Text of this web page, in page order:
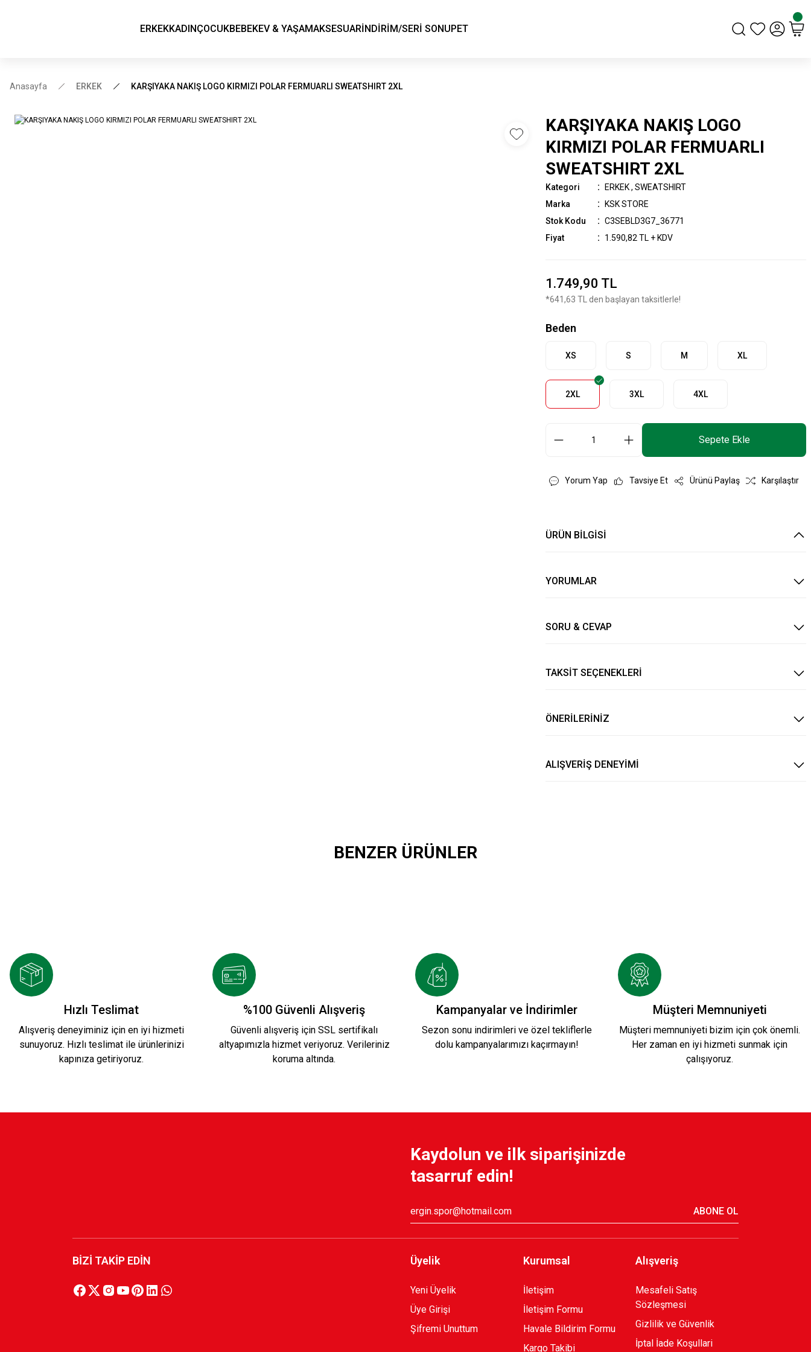
ERKEKKADINÇOCUKBEBEKEV & YAŞAMAKSESUARİNDİRİM/SERİ SONUPET
Anasayfa ERKEK KARŞIYAKA NAKIŞ LOGO KIRMIZI POLAR FERMUARLI SWEATSHIRT 2XL
KARŞIYAKA NAKIŞ LOGO
KIRMIZI POLAR FERMUARLI
SWEATSHIRT 2XL
Kategori ERKEK ,SWEATSHIRT
Marka
KSK STORE
Stok Kodu
C3SEBLD3G7_36771
Fiyat
1.590,82 TL + KDV
1.749,90 TL
*641,63 TL den başlayan taksitlerle!
Beden
XS S M XL
2XL 3XL 4XL
Sepete Ekle
Yorum Yap Tavsiye Et Ürünü Paylaş Karşılaştır
ÜRÜN BİLGİSİ
YORUMLAR
SORU & CEVAP
TAKSİT SEÇENEKLERİ
ÖNERİLERİNİZ
ALIŞVERİŞ DENEYİMİ
BENZER ÜRÜNLER
1.749,90 TL 1.749,90 TL
HUMMEL LINE ZIP JACKET S.
2.599,90 TL
HUMMEL 2026-2027 YENİ SEZON ÇUBUKLU FORMAMIZ
800,00 TL
3.500,00 TL
YENİ SEZON 2026/2027 HUMMEL FUNCTIONAL POLO T-SHIRT B.
Karşıyaka Basketbol Son Saniye Hatıra T-SHIRT
Hızlı Teslimat
Alışveriş deneyiminiz için en iyi hizmeti
sunuyoruz. Hızlı teslimat ile ürünlerinizi
kapınıza getiriyoruz.
%100 Güvenli Alışveriş
Güvenli alışveriş için SSL sertifikalı
altyapımızla hizmet veriyoruz. Verileriniz
koruma altında.
Kampanyalar ve İndirimler
Sezon sonu indirimleri ve özel tekliflerle
dolu kampanyalarımızı kaçırmayın!
Müşteri Memnuniyeti
Müşteri memnuniyeti bizim için çok önemli.
Her zaman en iyi hizmeti sunmak için
çalışıyoruz.
Kaydolun ve ilk siparişinizde
tasarruf edin!
ABONE OL
BİZİ TAKİP EDİN Üyelik
Yeni Üyelik
Üye Girişi
Şifremi Unuttum
Kurumsal
İletişim
İletişim Formu
Havale Bildirim Formu
Kargo Takibi
Alışveriş
Mesafeli Satış
Sözleşmesi
Gizlilik ve Güvenlik
İptal İade Koşullari